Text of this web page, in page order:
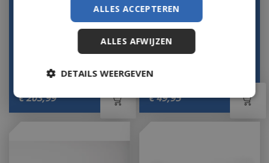
Ceramica draaispit m
€203,99
Let op: bijna uitverkocht!
Napoleon Hoes voor
Kettle NK22K & PRO22K
LEG-3 (Ø 57cm)
€49,95
Let op: bijna uitverkocht!
ALLES ACCEPTEREN
ALLES AFWIJZEN
DETAILS WEERGEVEN